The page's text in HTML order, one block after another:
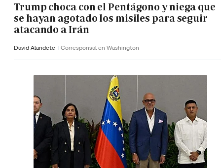
Trump choca con el Pentágono y niega que
se hayan agotado los misiles para seguir
atacando a Irán
David Alandete Corresponsal en Washington